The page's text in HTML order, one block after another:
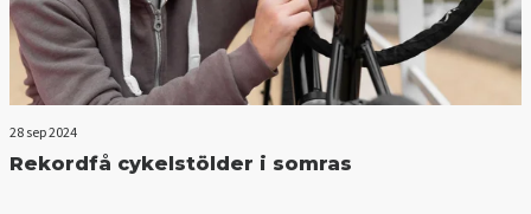
28 sep 2024
Rekordfå cykelstölder i somras